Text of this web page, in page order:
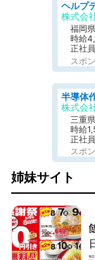
株式会
福岡
時給
正社員
スポ
株式会
三重
時給
正社
スポ
姉妹サイト